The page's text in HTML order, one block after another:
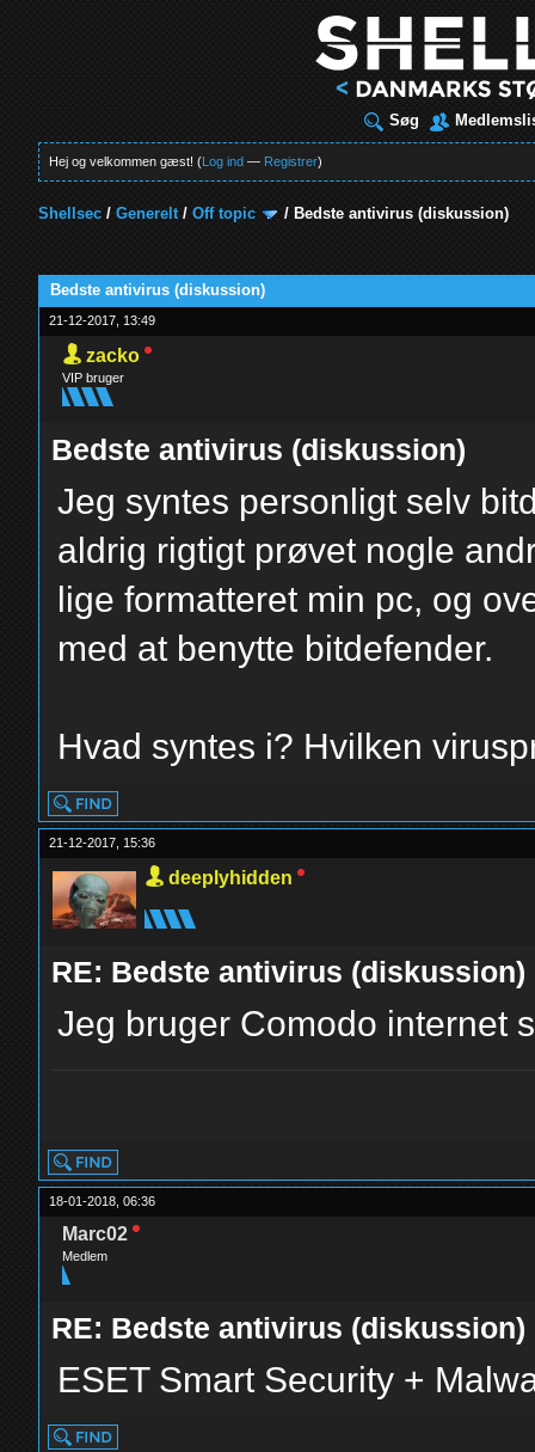
Søg
Hej og velkommen gæst! (Log ind — Registrer)
Shellsec /Generelt/Off topic / Bedste antivirus (diskussion)
Bedste antivirus (diskussion)
21-12-2017, 13:49
zacko
VIP bruger
Bedste antivirus (diskussion)
Jeg syntes personligt selv
aldrig rigtigt prøvet nogle
lige formatteret min pc, og
med at benytte bitdefender.
Hvad syntes i? Hvilken
21-12-2017, 15:36
deeplyhidden
RE: Bedste antivirus (diskussion)
Jeg bruger Comodo internet
18-01-2018, 06:36
Marc02
Medlem
RE: Bedste antivirus (diskussion)
ESET Smart Security +